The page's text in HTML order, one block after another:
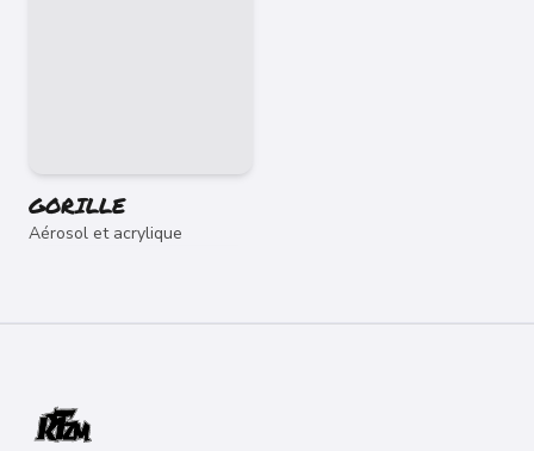
GORILLE
Aérosol et acrylique